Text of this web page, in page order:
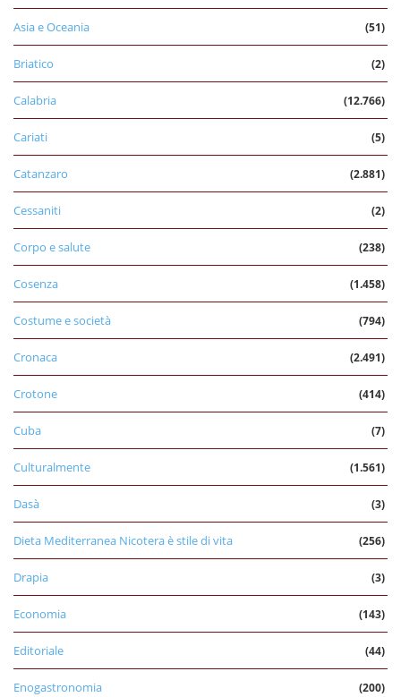
Asia e Oceania (51)
Briatico (2)
Calabria (12.766)
Cariati (5)
Catanzaro (2.881)
Cessaniti (2)
Corpo e salute (238)
Cosenza (1.458)
Costume e società (794)
Cronaca (2.491)
Crotone (414)
Cuba (7)
Culturalmente (1.561)
Dasà (3)
Dieta Mediterranea Nicotera è stile di vita (256)
Drapia (3)
Economia (143)
Editoriale (44)
Enogastronomia (200)